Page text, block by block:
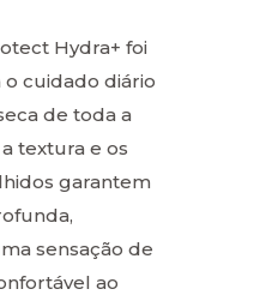
Hydra+ foi
cuidado diário
de toda a
textura e os
garantem
sensação de
ao